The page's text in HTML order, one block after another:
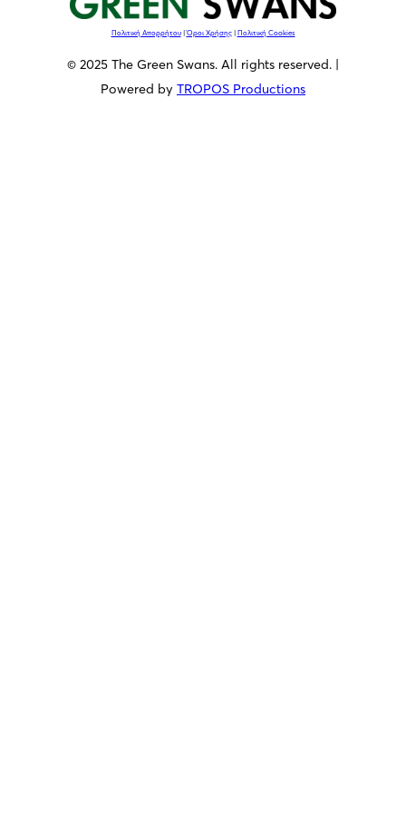
Πολιτική Απορρήτου|Όροι Χρήσης| Πολιτική Cookies
© 2025 The Green Swans. All rights reserved. |
Powered by TROPOS Productions